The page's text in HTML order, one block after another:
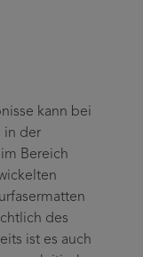
kann bei
in der
Bereich
des
ist es auch